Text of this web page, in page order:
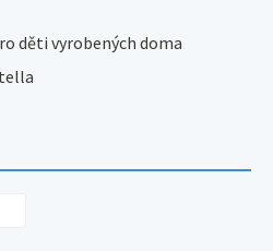
děti vyrobených doma